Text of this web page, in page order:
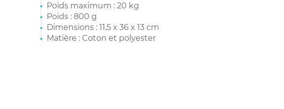
Poids maximum : 20 kg
Poids : 800 g
Dimensions : 11,5 x 36 x 13 cm
Matière : Coton et polyester